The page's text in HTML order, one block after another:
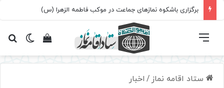
برگزاری باشکوه نمازهای جماعت در موکب فاطمه الزهرا (س)
تغییرمشاهده فهرست
ستاد اقامه نماز / اخبار